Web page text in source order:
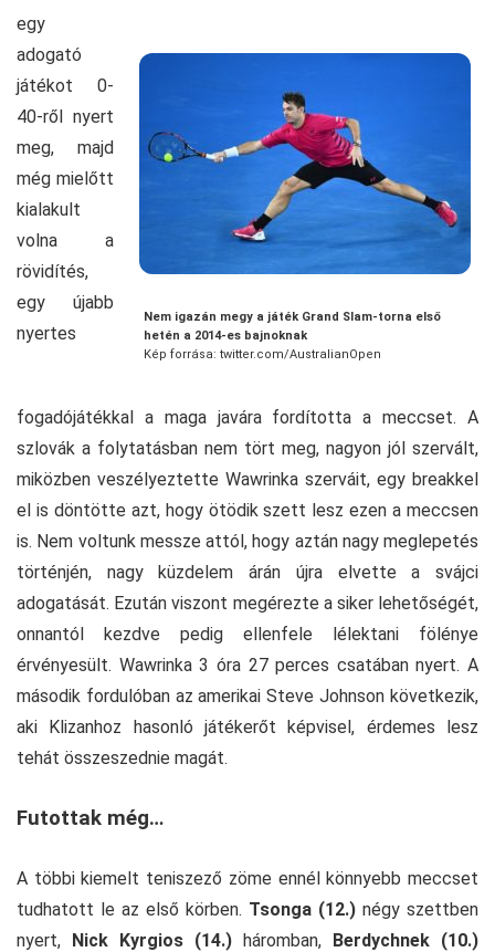
Nem igazán megy a játék Grand Slam-torna első
hetén a 2014-es bajnoknak
Kép forrása: twitter.com/AustralianOpen
egy
adogató
játékot 0-
40-ről nyert
meg, majd
még mielőtt
kialakult
volna a
rövidítés,
egy újabb
nyertes
fogadójátékkal a maga javára fordította a meccset. A
szlovák a folytatásban nem tört meg, nagyon jól szervált,
miközben veszélyeztette Wawrinka szerváit, egy breakkel
el is döntötte azt, hogy ötödik szett lesz ezen a meccsen
is. Nem voltunk messze attól, hogy aztán nagy meglepetés
történjén, nagy küzdelem árán újra elvette a svájci
adogatását. Ezután viszont megérezte a siker lehetőségét,
onnantól kezdve pedig ellenfele lélektani fölénye
érvényesült. Wawrinka 3 óra 27 perces csatában nyert. A
második fordulóban az amerikai Steve Johnson következik,
aki Klizanhoz hasonló játékerőt képvisel, érdemes lesz
tehát összeszednie magát.
Futottak még…
A többi kiemelt teniszező zöme ennél könnyebb meccset
tudhatott le az első körben. Tsonga (12.) négy szettben
nyert, Nick Kyrgios (14.) háromban, Berdychnek (10.)